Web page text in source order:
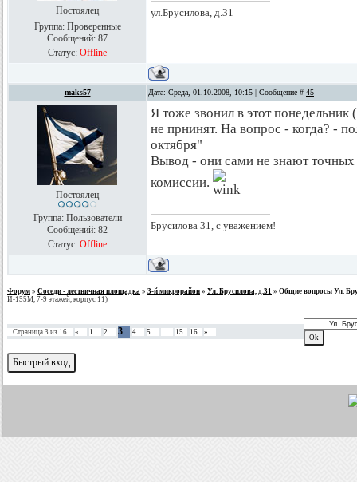
Постоялец
Группа: Проверенные
Сообщений: 87
Статус: Offline
ул.Брусилова, д.31
maks57 Дата: Среда, 01.10.2008, 10:15 | Сообщение # 45
Постоялец
Группа: Пользователи
Сообщений: 82
Статус: Offline
Я тоже звонил в этот
не прнинят. На вопрос - когда? -
октября"
Вывод - они сами не знают точных
комиссии.
Брусилова 31, с уважением!
Форум » Соседи - лестничная площадка » 3-й микрорайон » Ул. Брусилова, д.31 » Общие вопросы Ул.
И-155М, 7-9 этажей, корпус 11)
Страница 3 из 16 « 1 2 3 4 5 … 15 16 »